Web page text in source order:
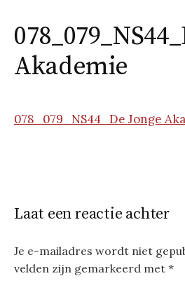
Akademie
078_079_NS44_De Jonge
Laat een reactie achter
Je e-mailadres wordt niet
velden zijn gemarkeerd met *